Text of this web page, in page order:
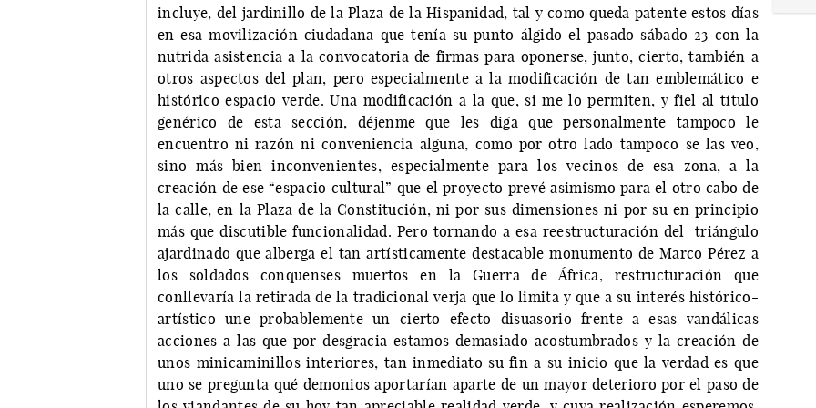
incluye, del jardinillo de la Plaza de la Hispanidad, tal y como queda patente estos días
en esa movilización ciudadana que tenía su punto álgido el pasado sábado 23 con la
nutrida asistencia a la convocatoria de firmas para oponerse, junto, cierto, también a
otros aspectos del plan, pero especialmente a la modificación de tan emblemático e
histórico espacio verde. Una modificación a la que, si me lo permiten, y fiel al título
genérico de esta sección, déjenme que les diga que personalmente tampoco le
encuentro ni razón ni conveniencia alguna, como por otro lado tampoco se las veo,
sino más bien inconvenientes, especialmente para los vecinos de esa zona, a la
creación de ese “espacio cultural” que el proyecto prevé asimismo para el otro cabo de
la calle, en la Plaza de la Constitución, ni por sus dimensiones ni por su en principio
más que discutible funcionalidad. Pero tornando a esa reestructuración del triángulo
ajardinado que alberga el tan artísticamente destacable monumento de Marco Pérez a
los soldados conquenses muertos en la Guerra de África, restructuración que
conllevaría la retirada de la tradicional verja que lo limita y que a su interés histórico-
artístico une probablemente un cierto efecto disuasorio frente a esas vandálicas
acciones a las que por desgracia estamos demasiado acostumbrados y la creación de
unos minicaminillos interiores, tan inmediato su fin a su inicio que la verdad es que
uno se pregunta qué demonios aportarían aparte de un mayor deterioro por el paso de